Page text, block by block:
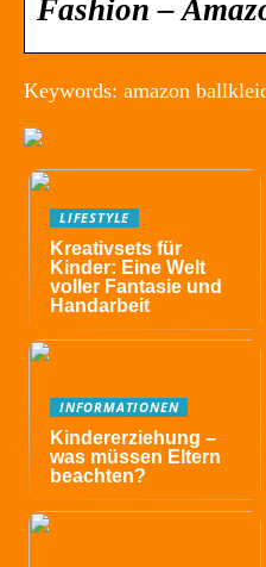
Fashion –
Keywords: amazon
LIFESTYLE
Kreativsets für
Kinder: Eine Welt
voller Fantasie und
Handarbeit
INFORMATIONEN
Kindererziehung –
was müssen Eltern
beachten?